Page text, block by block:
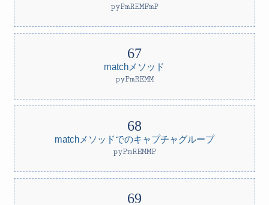
pyPmREMFmP
matchメソッド
pyPmREMM
matchメソッドでのキャプチャグループ
pyPmREMMP